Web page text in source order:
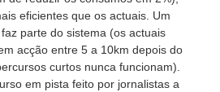
eficientes que os actuais. Um
parte do sistema (os actuais
acção entre 5 a 10km depois do
curtos nunca funcionam).
em pista feito por jornalistas a